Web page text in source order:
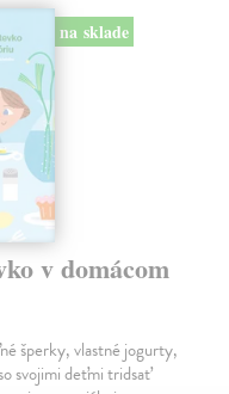
na sklade
v domácom
šperky, vlastné jogurty,
svojimi deťmi tridsať